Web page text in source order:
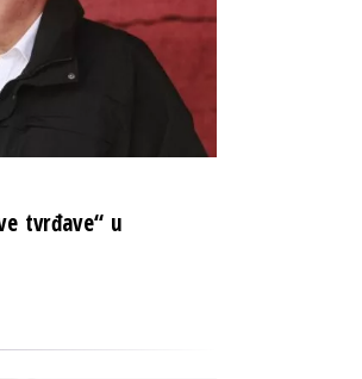
tvrđave“ u